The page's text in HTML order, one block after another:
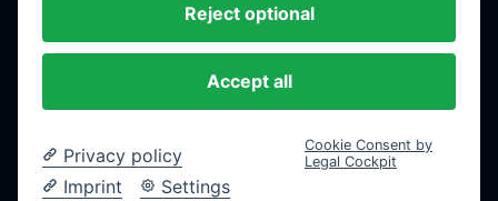
Barrierefreiheit
© 2026Match2AD· Florian Gierlichs
Reject optional
Accept all
Privacy policy
Imprint
Settings
Cookie Consent by
Legal Cockpit